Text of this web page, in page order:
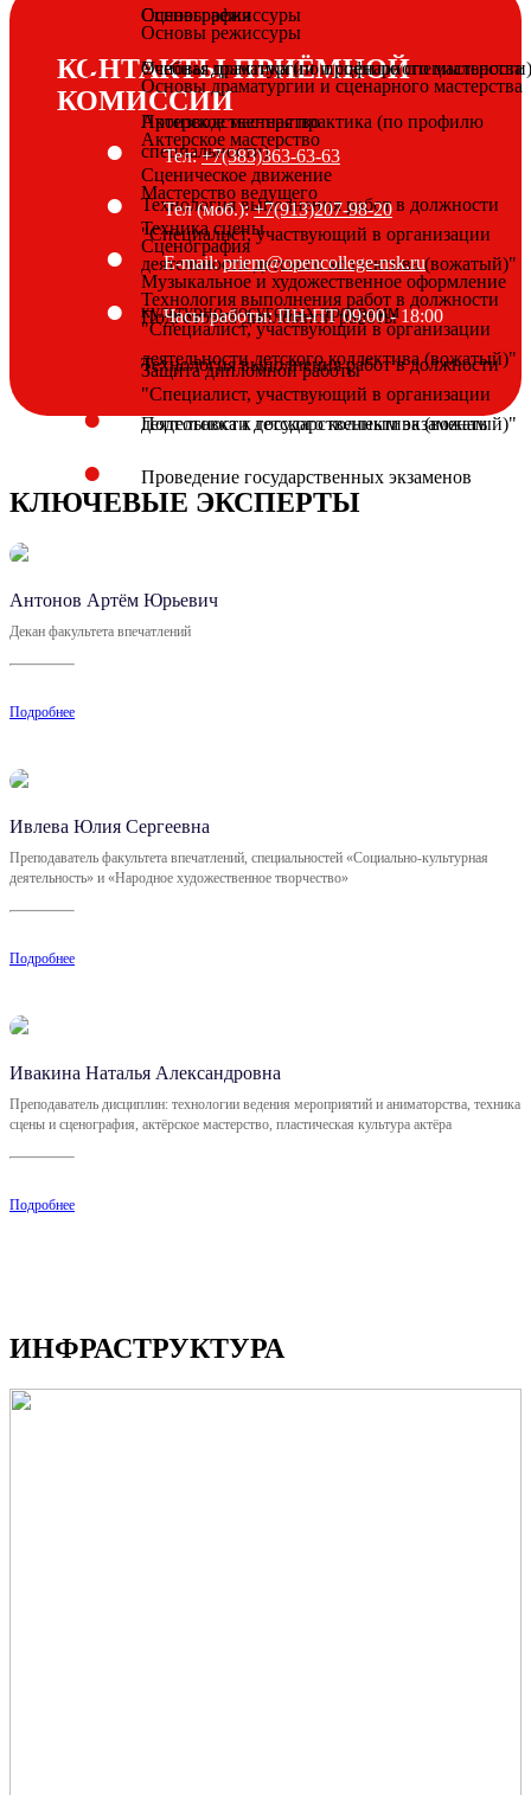
Основы режиссуры
Основы драматургии и сценарного мастерства
Актерское мастерство
Сценическое движение
Техника сцены
Музыкальное и художественное оформление
культурно-досуговых программ
Технология выполнения работ в должности
"Специалист, участвующий в организации
деятельности детского коллектива (вожатый)"
Основы режиссуры
Основы драматургии и сценарного мастерства
Актерское мастерство
Мастерство ведущего
Сценография
Технология выполнения работ в должности
"Специалист, участвующий в организации
деятельности детского коллектива (вожатый)"
Сценография
Учебная практика (по профилю специальности)
Производственная практика (по профилю
специальности)
Технология выполнения работ в должности
"Специалист, участвующий в организации
деятельности детского коллектива (вожатый)"
Подготовка дипломной работы
Защита дипломной работы
Подготовка к государственным экзаменам
Проведение государственных экзаменов
КОНТАКТЫ ПРИЁМНОЙ
КОМИССИИ
Тел: +7(383)363-63-63
Тел (моб.): +7(913)207-98-20
E-mail: priem@opencollege-nsk.ru
Часы работы: ПН-ПТ 09:00 - 18:00
КЛЮЧЕВЫЕ ЭКСПЕРТЫ
Антонов Артём Юрьевич
Декан факультета впечатлений
Подробнее
Ивлева Юлия Сергеевна
Преподаватель факультета впечатлений, специальностей «Социально-культурная
деятельность» и «Народное художественное творчество»
Подробнее
Ивакина Наталья Александровна
Преподаватель дисциплин: технологии ведения мероприятий и аниматорства, техника
сцены и сценография, актёрское мастерство, пластическая культура актёра
Подробнее
ИНФРАСТРУКТУРА